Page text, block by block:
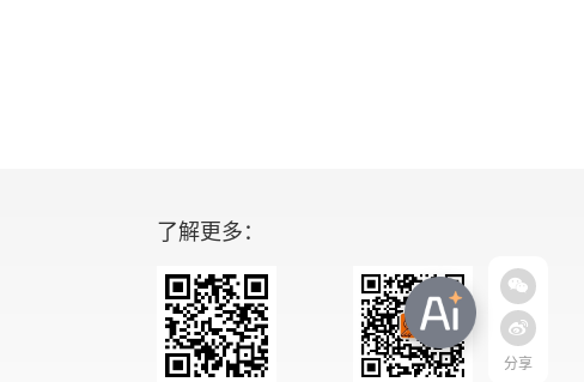
分享
了解更多：